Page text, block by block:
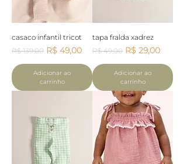
casaco infantil tricot
Preço normal
R$ 139,00 Preço promocional
R$ 49,00
Adicionar ao
carrinho
tapa fralda xadrez
Preço normal
R$ 49,00 Preço
R$ 29,00
Adicionar ao
carrinho